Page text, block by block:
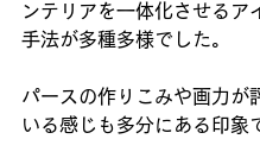
ンテリアを一体化させるア
手法が多種多様でした。
パースの作りこみや画力が
いる感じも多分にある印象